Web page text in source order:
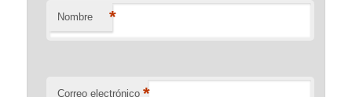
Nombre *
Correo electrónico